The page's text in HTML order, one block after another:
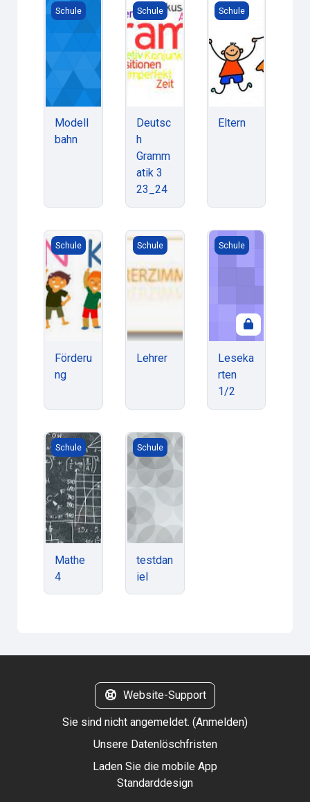
Modellbahn
Schule
Modell
bahn
Deutsch Grammatik 3 23_24
Schule
Deutsc
h
Gramm
atik 3
23_24
Eltern
Schule
Eltern
Förderung
Schule
Förderu
ng
Lehrer
Schule
Lehrer
Lesekarten 1/2
Schule
Leseka
rten
1/2
Mathe 4
Schule
Mathe
4
testdaniel
Schule
testdan
iel
Website-Support
Sie sind nicht angemeldet. (Anmelden)
Unsere Datenlöschfristen
Laden Sie die mobile App
Standarddesign